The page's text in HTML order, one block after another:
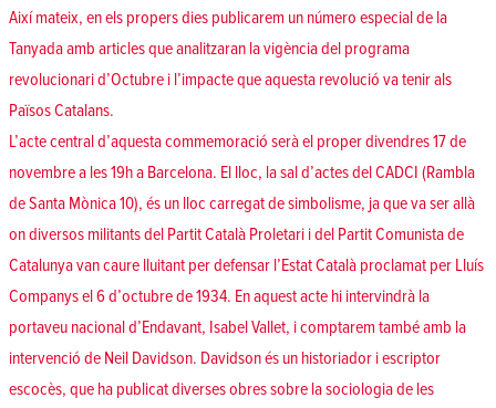
Així mateix, en els propers dies publicarem un número especial de la
Tanyada amb articles que analitzaran la vigència del programa
revolucionari d’Octubre i l’impacte que aquesta revolució va tenir als
Països Catalans.
L’acte central d’aquesta commemoració serà el proper divendres 17 de
novembre a les 19h a Barcelona. El lloc, la sal d’actes del CADCI (Rambla
de Santa Mònica 10), és un lloc carregat de simbolisme, ja que va ser allà
on diversos militants del Partit Català Proletari i del Partit Comunista de
Catalunya van caure lluitant per defensar l’Estat Català proclamat per Lluís
Companys el 6 d’octubre de 1934. En aquest acte hi intervindrà la
portaveu nacional d’Endavant, Isabel Vallet, i comptarem també amb la
intervenció de Neil Davidson. Davidson és un historiador i escriptor
escocès, que ha publicat diverses obres sobre la sociologia de les